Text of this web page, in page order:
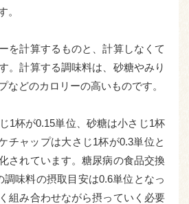
。
を計算するものと、計算しなくて
。計算する調味料は、砂糖やみり
などのカロリーの高いものです。
1杯が0.15単位、砂糖は小さじ1杯
チャップは大さじ1杯が0.3単位と
されています。糖尿病の食品交換
調味料の摂取目安は0.6単位となっ
組み合わせながら摂っていく必要